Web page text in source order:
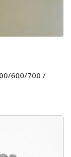
600/700 /